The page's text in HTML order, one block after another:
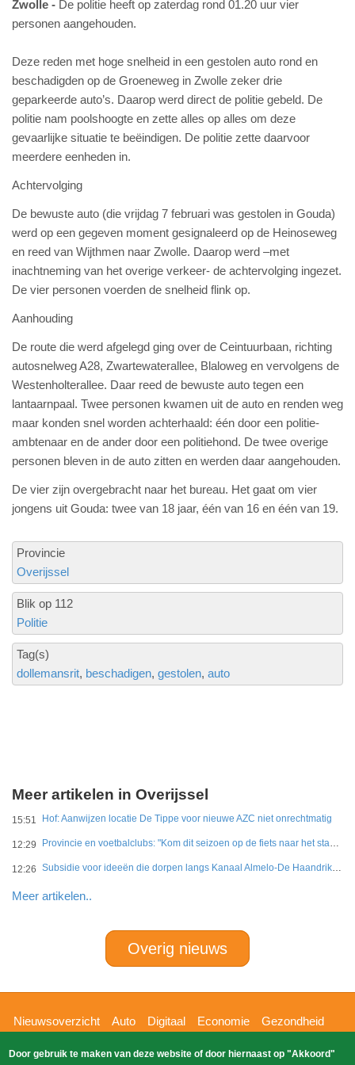
Zwolle
De politie heeft op zaterdag rond 01.20 uur vier
personen aangehouden.
Deze reden met hoge snelheid in een gestolen auto rond en
beschadigden op de Groeneweg in Zwolle zeker drie
geparkeerde auto’s. Daarop werd direct de politie gebeld. De
politie nam poolshoogte en zette alles op alles om deze
gevaarlijke situatie te beëindigen. De politie zette daarvoor
meerdere eenheden in.
Achtervolging
De bewuste auto (die vrijdag 7 februari was gestolen in Gouda)
werd op een gegeven moment gesignaleerd op de Heinoseweg
en reed van Wijthmen naar Zwolle. Daarop werd –met
inachtneming van het overige verkeer- de achtervolging ingezet.
De vier personen voerden de snelheid flink op.
Aanhouding
De route die werd afgelegd ging over de Ceintuurbaan, richting
autosnelweg A28, Zwartewaterallee, Blaloweg en vervolgens de
Westenholterallee. Daar reed de bewuste auto tegen een
lantaarnpaal. Twee personen kwamen uit de auto en renden weg
maar konden snel worden achterhaald: één door een politie-
ambtenaar en de ander door een politiehond. De twee overige
personen bleven in de auto zitten en werden daar aangehouden.
De vier zijn overgebracht naar het bureau. Het gaat om vier
jongens uit Gouda: twee van 18 jaar, één van 16 en één van 19.
Provincie
Overijssel
Blik op 112
Politie
Tag(s)
dollemansrit beschadigen gestolen auto
Meer artikelen in Overijssel
15:51 Hof: Aanwijzen locatie De Tippe voor nieuwe AZC niet onrechtmatig
12:29 Provincie en voetbalclubs: "Kom dit seizoen op de fiets naar het stadion"
12:26 Subsidie voor ideeën die dorpen langs Kanaal Almelo-De Haandrik sterker maken
Meer artikelen..
Overig nieuws
Hoofdnavigatie
Nieuwsoverzicht Auto Digitaal Economie
Gezondheid
Bizzpress
Blik op 112 Provincies Weekoverzicht
Door gebruik te maken van deze website of door hiernaast op "Akkoord"